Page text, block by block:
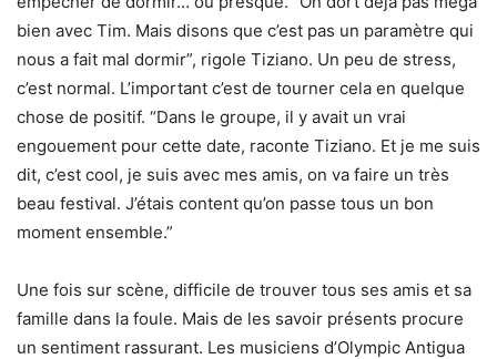
bien avec Tim. Mais disons que c’est pas un paramètre qui
nous a fait mal dormir”, rigole Tiziano. Un peu de stress,
c’est normal. L’important c’est de tourner cela en quelque
chose de positif. “Dans le groupe, il y avait un vrai
engouement pour cette date, raconte Tiziano. Et je me suis
dit, c’est cool, je suis avec mes amis, on va faire un très
beau festival. J’étais content qu’on passe tous un bon
moment ensemble.”
Une fois sur scène, difficile de trouver tous ses amis et sa
famille dans la foule. Mais de les savoir présents procure
un sentiment rassurant. Les musiciens d’Olympic Antigua